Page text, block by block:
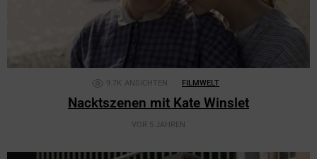
9.7K ANSICHTEN FILMWELT
Nacktszenen mit Kate Winslet
VOR 5 JAHREN